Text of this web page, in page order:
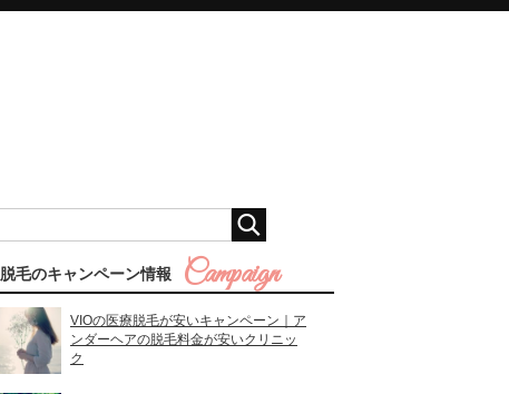
脱毛のキャンペーン情報
VIOの医療脱毛が安いキャンペーン｜ア
ンダーヘアの脱毛料金が安いクリニッ
ク